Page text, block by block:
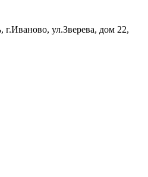
г.Иваново, ул.Зверева, дом 22,